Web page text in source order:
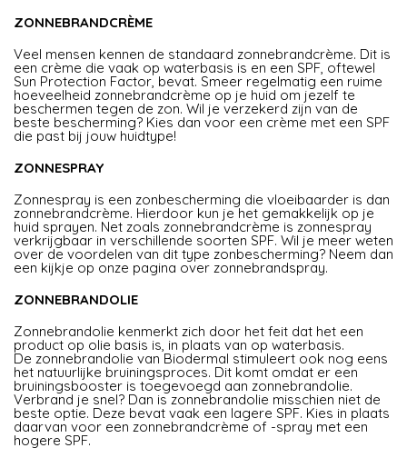
ZONNEBRANDCRÈME
Veel mensen kennen de standaard zonnebrandcrème. Dit is
een crème die vaak op waterbasis is en een SPF, oftewel
Sun Protection Factor, bevat. Smeer regelmatig een ruime
hoeveelheid zonnebrandcrème op je huid om jezelf te
beschermen tegen de zon. Wil je verzekerd zijn van de
beste bescherming? Kies dan voor een crème met een SPF
die past bij jouw huidtype!
ZONNESPRAY
Zonnespray is een zonbescherming die vloeibaarder is dan
zonnebrandcrème. Hierdoor kun je het gemakkelijk op je
huid sprayen. Net zoals zonnebrandcrème is zonnespray
verkrijgbaar in verschillende soorten SPF. Wil je meer weten
over de voordelen van dit type zonbescherming? Neem dan
een kijkje op onze pagina over zonnebrandspray.
ZONNEBRANDOLIE
Zonnebrandolie kenmerkt zich door het feit dat het een
product op olie basis is, in plaats van op waterbasis.
De zonnebrandolie van Biodermal stimuleert ook nog eens
het natuurlijke bruiningsproces. Dit komt omdat er een
bruiningsbooster is toegevoegd aan zonnebrandolie.
Verbrand je snel? Dan is zonnebrandolie misschien niet de
beste optie. Deze bevat vaak een lagere SPF. Kies in plaats
daarvan voor een zonnebrandcrème of -spray met een
hogere SPF.